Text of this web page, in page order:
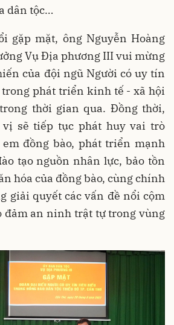
dân tộc…
gặp mặt, ông Nguyễn Hoàng
Vụ Địa phương III vui mừng
của đội ngũ Người có uy tín
trong phát triển kinh tế - xã hội
thời gian qua. Đồng thời,
vị sẽ tiếp tục phát huy vai trò
đồng bào, phát triển mạnh
tạo nguồn nhân lực, bảo tồn
hóa của đồng bào, cùng chính
giải quyết các vấn đề nổi cộm
đảm an ninh trật tự trong vùng